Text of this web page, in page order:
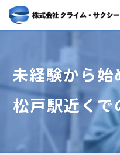
未経験から始
松戸駅近く